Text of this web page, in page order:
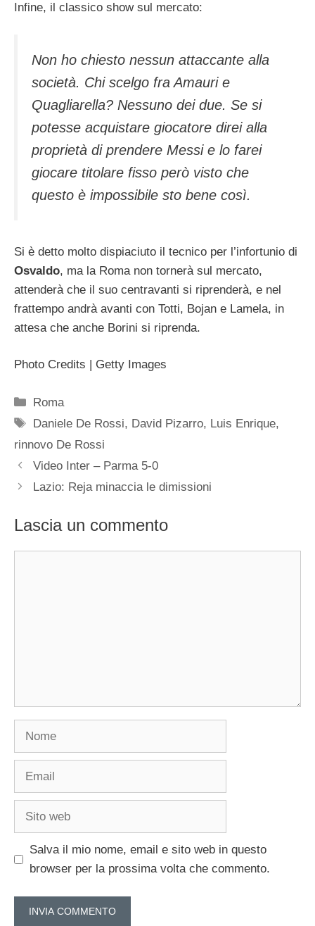
Infine, il classico show sul mercato:
Non ho chiesto nessun attaccante alla
società. Chi scelgo fra Amauri e
Quagliarella? Nessuno dei due. Se si
potesse acquistare giocatore direi alla
proprietà di prendere Messi e lo farei
giocare titolare fisso però visto che
questo è impossibile sto bene così.
Si è detto molto dispiaciuto il tecnico per l’infortunio di
Osvaldo, ma la Roma non tornerà sul mercato,
attenderà che il suo centravanti si riprenderà, e nel
frattempo andrà avanti con Totti, Bojan e Lamela, in
attesa che anche Borini si riprenda.
Photo Credits | Getty Images
Categorie
Roma
Tag
Daniele De Rossi, David Pizarro, Luis Enrique,
rinnovo De Rossi
Video Inter – Parma 5-0
Lazio: Reja minaccia le dimissioni
Lascia un commento
Nome
Email
Sito
Salva il mio nome, email e sito web in questo
browser per la prossima volta che commento.